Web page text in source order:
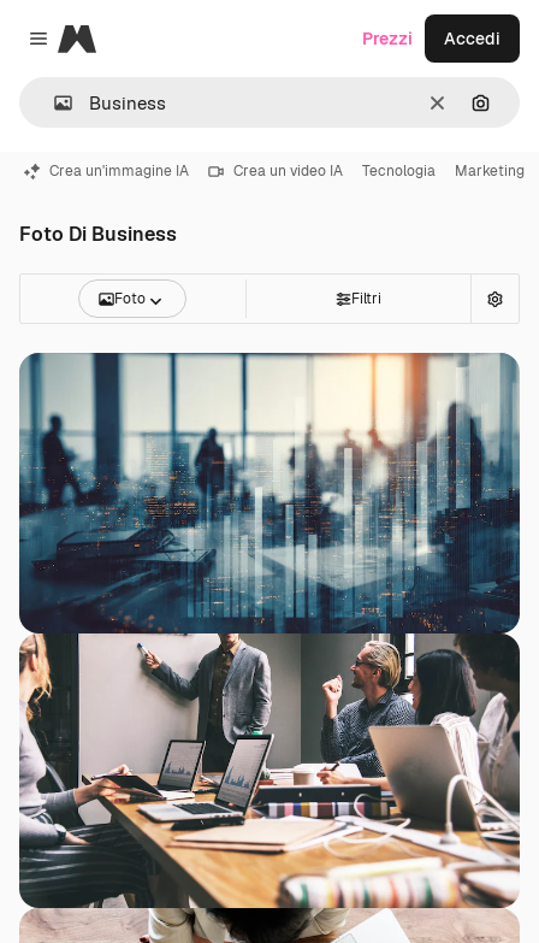
Close menu
Magnific
CancellaCerca
Prezzi Accedi
Crea un'immagine IA Crea un video IA Tecnologia Marketing
Foto Di Business
Foto Filtri